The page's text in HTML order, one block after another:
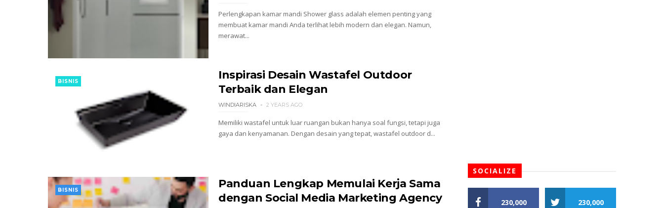
Perlengkapan kamar mandi Shower glass adalah elemen penting yang
membuat kamar mandi Anda terlihat lebih modern dan elegan. Namun,
merawat...
BISNIS
Inspirasi Desain Wastafel Outdoor
Terbaik dan Elegan
WINDIARISKA 2 YEARS AGO
Memiliki wastafel untuk luar ruangan bukan hanya soal fungsi, tetapi juga
gaya dan kenyamanan. Dengan desain yang tepat, wastafel outdoor d...
BISNIS
Panduan Lengkap Memulai Kerja Sama
dengan Social Media Marketing Agency
SOCIALIZE
230,000 230,000